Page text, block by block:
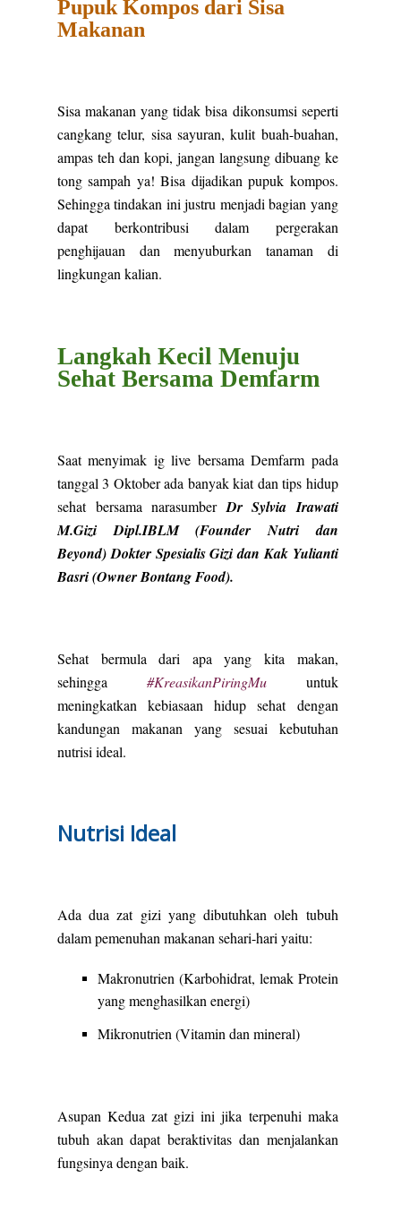
Pupuk Kompos dari Sisa
Makanan
Sisa makanan yang tidak bisa dikonsumsi seperti
cangkang telur, sisa sayuran, kulit buah-buahan,
ampas teh dan kopi, jangan langsung dibuang ke
tong sampah ya! Bisa dijadikan pupuk kompos.
Sehingga tindakan ini justru menjadi bagian yang
dapat berkontribusi dalam pergerakan
penghijauan dan menyuburkan tanaman di
lingkungan kalian.
Langkah Kecil Menuju
Sehat Bersama Demfarm
Saat menyimak ig live bersama Demfarm pada
tanggal 3 Oktober ada banyak kiat dan tips hidup
sehat bersama narasumberDr Sylvia Irawati
M.Gizi Dipl.IBLM (Founder Nutri dan
Beyond) Dokter Spesialis Gizi dan Kak Yulianti
Basri (Owner Bontang Food).
Sehat bermula dari apa yang kita makan,
sehingga #KreasikanPiringMuuntuk
meningkatkan kebiasaan hidup sehat dengan
kandungan makanan yang sesuai kebutuhan
nutrisi ideal.
Nutrisi Ideal
Ada dua zat gizi yang dibutuhkan oleh tubuh
dalam pemenuhan makanan sehari-hari yaitu:
Makronutrien (Karbohidrat, lemak Protein
yang menghasilkan energi)
Mikronutrien (Vitamin dan mineral)
Asupan Kedua zat gizi ini jika terpenuhi maka
tubuh akan dapat beraktivitas dan menjalankan
fungsinya dengan baik.